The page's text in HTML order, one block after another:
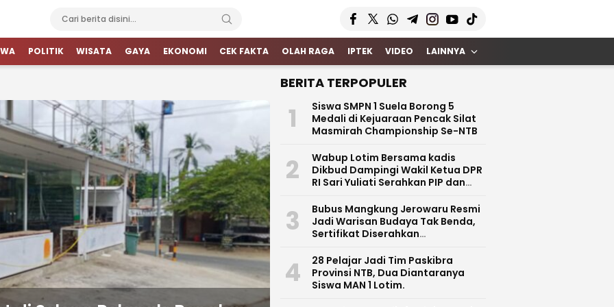
POLITIK WISATA GAYA EKONOMI CEK FAKTA OLAH RAGA IPTEK VIDEO LAINNYA
BERITA TERPOPULER
1
Siswa SMPN 1 Suela Borong 5
Medali di Kejuaraan Pencak Silat
Masmirah Championship Se-NTB
2
Wabup Lotim Bersama kadis
Dikbud Dampingi Wakil Ketua DPR
RI Sari Yuliati Serahkan PIP dan
SDN 1 Kotaraja
3
Bubus Mangkung Jerowaru Resmi
Jadi Warisan Budaya Tak Benda,
Sertifikat Diserahkan
4
28 Pelajar Jadi Tim Paskibra
Provinsi NTB, Dua Diantaranya
Siswa MAN 1 Lotim.